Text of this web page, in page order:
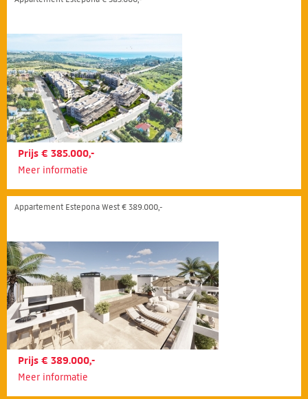
Prijs € 385.000,-
Meer informatie
Appartement Estepona West € 389.000,-
Prijs € 389.000,-
Meer informatie